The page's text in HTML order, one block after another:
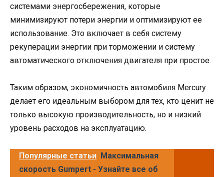
системами энергосбережения, которые
минимизируют потери энергии и оптимизируют ее
использование. Это включает в себя систему
рекуперации энергии при торможении и систему
автоматического отключения двигателя при простое.
Таким образом, экономичность автомобиля Mercury
делает его идеальным выбором для тех, кто ценит не
только высокую производительность, но и низкий
уровень расходов на эксплуатацию.
Популярные статьи Максимальная
скорость Gumpert - Узнайте все об